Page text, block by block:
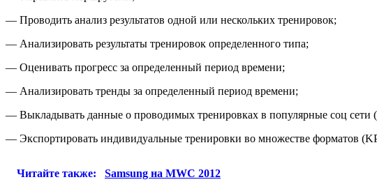
— Проводить анализ результатов одной или нескольких тренировок;
— Анализировать результаты тренировок определенного типа;
— Оценивать прогресс за определенный период времени;
— Анализировать тренды за определенный период времени;
— Выкладывать данные о проводимых тренировках в популярные соц сети
— Экспортировать индивидуальные тренировки во множестве форматов
Читайте также: Samsung на MWC 2012